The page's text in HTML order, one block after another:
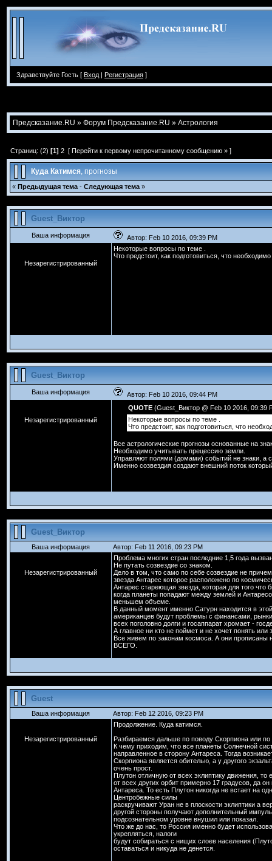
Здравствуйте Гость [ Вход | Регистрация ]
Предсказание.RU » Форум Предсказание.RU » Астрология
Страниц: (2) [1] 2 [ Перейти к первому непрочитанному сообщению » ]
Куда Катимся, прогнозы
« Предыдущая тема - Следующая тема »
Guest_Виктор
Ваша информация Автор: Feb 10 2016, 09:39 PM
Незарегистрированный
Некоторые вопросы по теме .
Что предстоит, как подготовиться, что
Guest_Виктор
Ваша информация Автор: Feb 10 2016, 09:44 PM
Незарегистрированный
QUOTE(Guest_Виктор @ Feb 10 2016, 09:39
Некоторые вопросы по теме .
Что предстоит, как подготовиться, что
Все астрологические прогнозы основанные на
Необходимо учитывать прецессию земли.
Управляют полями (домами) событий не знаки, а
Именно созвездия создают внешний поток
Guest_Виктор
Ваша информация Автор: Feb 11 2016, 09:23 PM
Незарегистрированный
Проблема многих стран последние 1,5 года
Не путать созвездие со знаком.
Дело в том, что само по себе созвездие не
звезда Антарес которое расположено по
Антарес стареющая звезда, которая для того
когда планеты попадают между землей и
меньшем объеме.
В данный момент именно Сатурн находится в
американцев будут проблемы с финансами,
всех поголовно долги и госаппарат хромает -
А главное ни кто не поймет и не хочет понять или
Все живем по законам космоса. А они
ВСЕГО.
Guest
Ваша информация Автор: Feb 12 2016, 09:23 PM
Незарегистрированный
Продолжение. Куда катимся.
Разбираемся дальше по поводу Скорпиона или по
К чему приходим, что все планеты Солнечной
направленное в сторону Антареса. Тогда
Скорпиона является обителью, а у другого
очень прост.
Плутон отличную от всех эклиптику движения, то
от всех других орбит примерно 17 градусов, да
Антареса. То есть Плутон никогда не встает на
Центробежные силы
раскручивают Уран не в плоскости эклиптики а
другой стороны получают дополнительный
подсознательном уровне внушил или показал.
Что же до нас, то Россия именно будет
укрепляться, налоги
будут собираться с нищих слоев населения
оставаться и никуда не денется.